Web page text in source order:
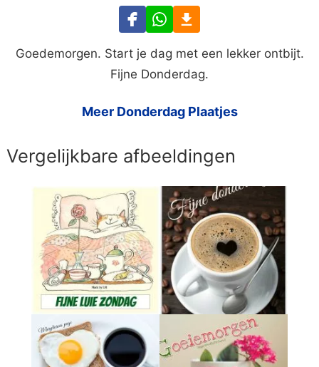
Goedemorgen. Start je dag met een lekker ontbijt.
Fijne Donderdag.
Meer Donderdag Plaatjes
Vergelijkbare afbeeldingen